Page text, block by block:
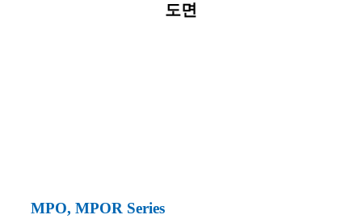
도면
MPO, MPOR Series